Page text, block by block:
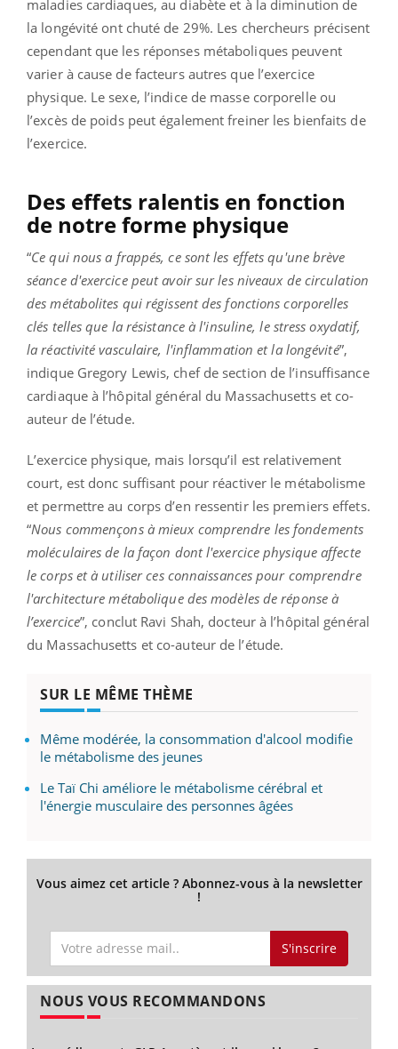
maladies cardiaques, au diabète et à la diminution de
la longévité ont chuté de 29%. Les chercheurs précisent
cependant que les réponses métaboliques peuvent
varier à cause de facteurs autres que l’exercice
physique. Le sexe, l’indice de masse corporelle ou
l’excès de poids peut également freiner les bienfaits de
l’exercice.
Des effets ralentis en fonction
de notre forme physique
“Ce qui nous a frappés, ce sont les effets qu'une brève
séance d'exercice peut avoir sur les niveaux de circulation
des métabolites qui régissent des fonctions corporelles
clés telles que la résistance à l'insuline, le stress oxydatif,
la réactivité vasculaire, l'inflammation et la longévité”,
indique Gregory Lewis, chef de section de l’insuffisance
cardiaque à l’hôpital général du Massachusetts et co-
auteur de l’étude.
L’exercice physique, mais lorsqu’il est relativement
court, est donc suffisant pour réactiver le métabolisme
et permettre au corps d’en ressentir les premiers effets.
“Nous commençons à mieux comprendre les fondements
moléculaires de la façon dont l'exercice physique affecte
le corps et à utiliser ces connaissances pour comprendre
l'architecture métabolique des modèles de réponse à
l’exercice”, conclut Ravi Shah, docteur à l’hôpital général
du Massachusetts et co-auteur de l’étude.
SUR LE MÊME THÈME
Même modérée, la consommation d'alcool modifie
le métabolisme des jeunes
Le Taï Chi améliore le métabolisme cérébral et
l'énergie musculaire des personnes âgées
Vous aimez cet article ? Abonnez-vous à la newsletter
!
S'inscrire
NOUS VOUS RECOMMANDONS